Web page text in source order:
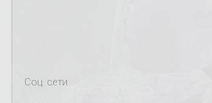
Соц. сети